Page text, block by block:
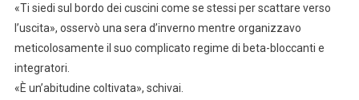
«Ti siedi sul bordo dei cuscini come se stessi per scattare verso
l’uscita», osservò una sera d’inverno mentre organizzavo
meticolosamente il suo complicato regime di beta-bloccanti e
integratori.
«È un’abitudine coltivata», schivai.